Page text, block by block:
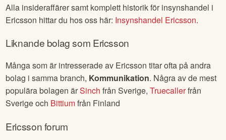
Alla insideraffärer samt komplett historik för insynshandel i
Ericsson hittar du hos oss här: Insynshandel Ericsson.
Liknande bolag som Ericsson
Många som är intresserade av Ericsson titar ofta på andra
bolag i samma branch, Kommunikation. Några av de mest
populära bolagen ärSinch frånSverige,Truecallerfrån
Sverigeoch Bittiumfrån Finland
Ericssonforum